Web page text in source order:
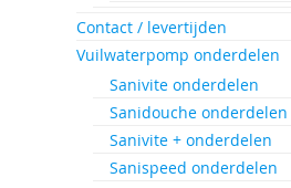
Contact / levertijden
Vuilwaterpomp onderdelen
Sanivite onderdelen
Sanidouche onderdelen
Sanivite + onderdelen
Sanispeed onderdelen